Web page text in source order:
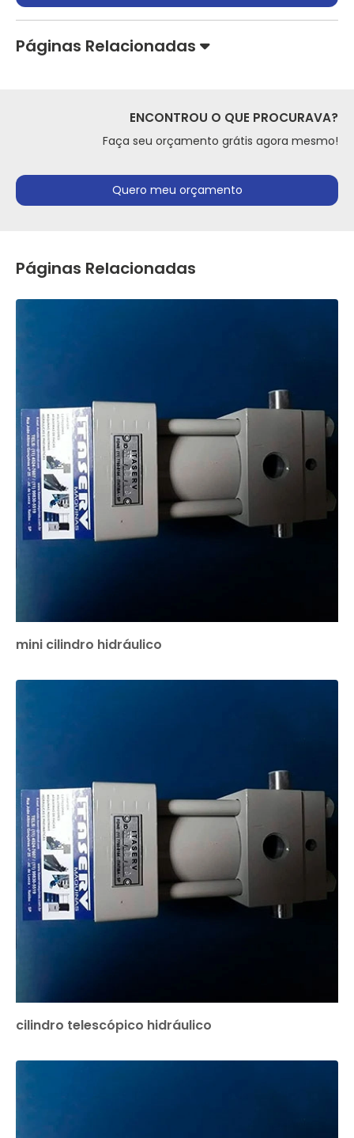
Páginas Relacionadas
ENCONTROU O QUE PROCURAVA?
Faça seu orçamento grátis agora mesmo!
Quero meu orçamento
Páginas Relacionadas
mini cilindro hidráulico
cilindro telescópico hidráulico